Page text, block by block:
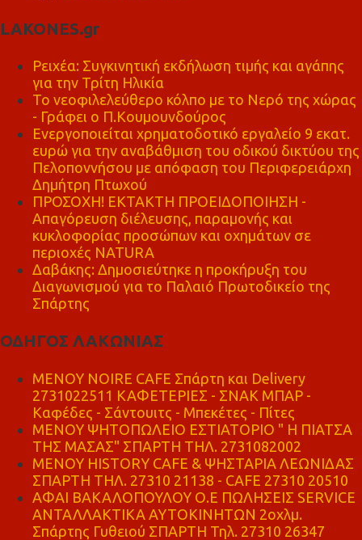
LAKONES.gr
Ρειχέα: Συγκινητική εκδήλωση τιμής και αγάπης
για την Τρίτη Ηλικία
Το νεοφιλελεύθερο κόλπο με το Νερό της χώρας
- Γράφει ο Π.Κουμουνδούρος
Ενεργοποιείται χρηματοδοτικό εργαλείο 9 εκατ.
ευρώ για την αναβάθμιση του οδικού δικτύου της
Πελοποννήσου με απόφαση του Περιφερειάρχη
Δημήτρη Πτωχού
ΠΡΟΣΟΧΗ! ΕΚΤΑΚΤΗ ΠΡΟΕΙΔΟΠΟΙΗΣΗ -
Απαγόρευση διέλευσης, παραμονής και
κυκλοφορίας προσώπων και οχημάτων σε
περιοχές NATURA
Δαβάκης: Δημοσιεύτηκε η προκήρυξη του
Διαγωνισμού για το Παλαιό Πρωτοδικείο της
Σπάρτης
ΟΔΗΓΟΣ ΛΑΚΩΝΙΑΣ
MENOY NOIRE CAFE Σπάρτη και Delivery
2731022511 ΚΑΦΕΤΕΡΙΕΣ - ΣΝΑΚ ΜΠΑΡ -
Καφέδες - Σάντουιτς - Μπεκέτες - Πίτες
ΜΕΝΟΥ ΨΗΤΟΠΩΛΕΙΟ ΕΣΤΙΑΤΟΡΙΟ " Η ΠΙΑΤΣΑ
ΤΗΣ ΜΑΣΑΣ" ΣΠΑΡΤΗ ΤΗΛ. 2731082002
ΜΕΝΟΥ HISTORY CAFE & ΨΗΣΤΑΡΙΑ ΛΕΩΝΙΔΑΣ
ΣΠΑΡΤΗ ΤΗΛ. 27310 21138 - CAFE 27310 20510
ΑΦΑΙ ΒΑΚΑΛΟΠΟΥΛΟΥ Ο.Ε ΠΩΛΗΣΕΙΣ SERVICE
ΑΝΤΑΛΛΑΚΤΙΚΑ ΑΥΤΟΚΙΝΗΤΩΝ 2οχλμ.
Σπάρτης Γυθειού ΣΠΑΡΤΗ Τηλ. 27310 26347